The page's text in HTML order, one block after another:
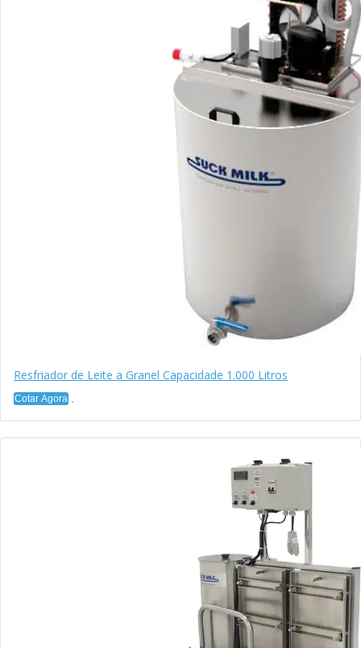
Resfriador de Leite a Granel Capacidade 1.000 Litros
Cotar Agora